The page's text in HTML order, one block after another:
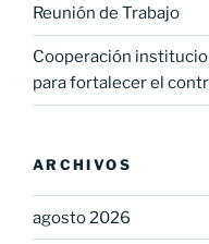
Reunión de Trabajo
Cooperación
para fortalecer el
ARCHIVOS
agosto 2026